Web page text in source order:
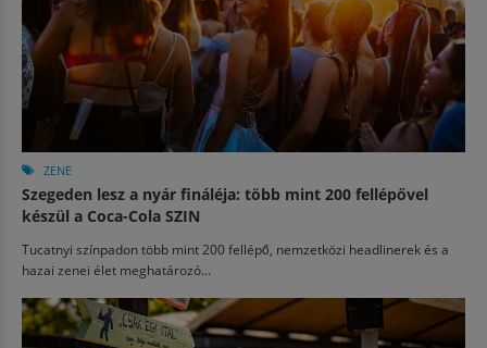
ZENE
Szegeden lesz a nyár fináléja: több mint 200 fellépővel
készül a Coca-Cola SZIN
Tucatnyi színpadon több mint 200 fellépő, nemzetközi headlinerek és a
hazai zenei élet meghatározó...